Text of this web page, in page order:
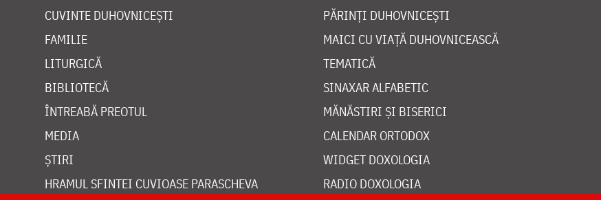
CUVINTE DUHOVNICEȘTI
FAMILIE
LITURGICĂ
BIBLIOTECĂ
ÎNTREABĂ PREOTUL
MEDIA
ȘTIRI
HRAMUL SFINTEI CUVIOASE PARASCHEVA
PĂRINȚI DUHOVNICEȘTI
MAICI CU VIAȚĂ DUHOVNICEASCĂ
TEMATICĂ
SINAXAR ALFABETIC
MĂNĂSTIRI ȘI BISERICI
CALENDAR ORTODOX
WIDGET DOXOLOGIA
RADIO DOXOLOGIA